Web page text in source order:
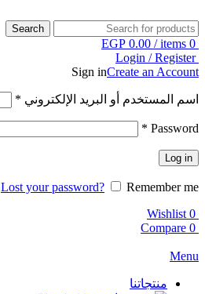
Search
0
items
/
EGP 0.00
Login / Register
Sign inCreate an Account
اسم المستخدم أو البريد الإلكتروني *
Password
*
Log in
Lost your password?
Remember me
0
Wishlist
0
Compare
Menu
منتجاتنا